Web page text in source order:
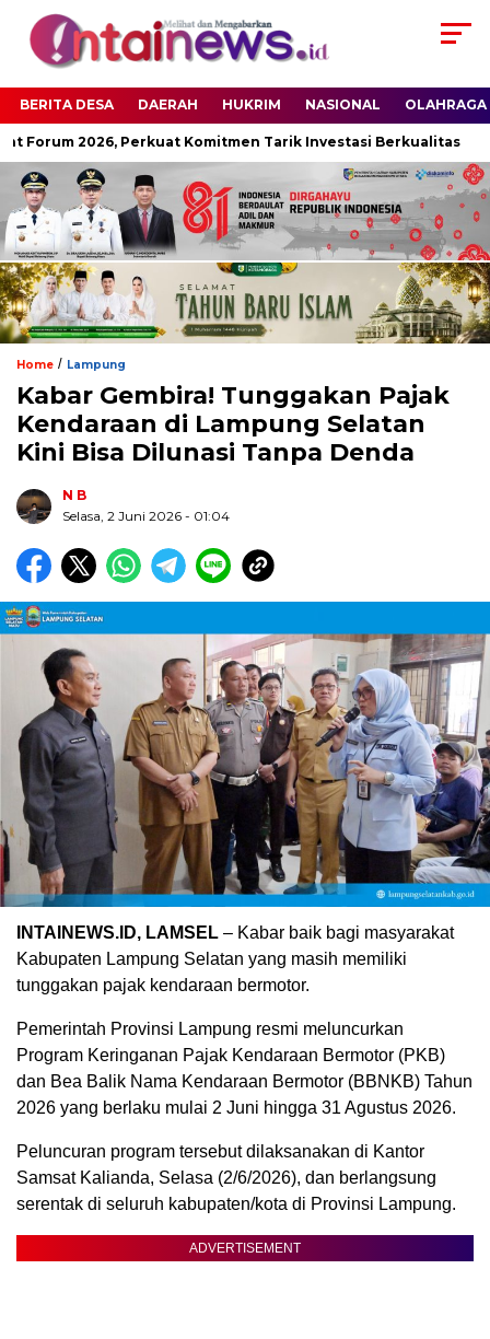
BERITA DESA DAERAH HUKRIM NASIONAL OLAHRAGA
2026, Perkuat Komitmen Tarik Investasi Berkualitas
Home / Lampung
Kabar Gembira! Tunggakan Pajak
Kendaraan di Lampung Selatan
Kini Bisa Dilunasi Tanpa Denda
N B
Selasa, 2 Juni 2026 - 01:04
INTAINEWS.ID, LAMSEL – Kabar baik bagi masyarakat
Kabupaten Lampung Selatan yang masih memiliki
tunggakan pajak kendaraan bermotor.
Pemerintah Provinsi Lampung resmi meluncurkan
Program Keringanan Pajak Kendaraan Bermotor (PKB)
dan Bea Balik Nama Kendaraan Bermotor (BBNKB) Tahun
2026 yang berlaku mulai 2 Juni hingga 31 Agustus 2026.
Peluncuran program tersebut dilaksanakan di Kantor
Samsat Kalianda, Selasa (2/6/2026), dan berlangsung
serentak di seluruh kabupaten/kota di Provinsi Lampung.
ADVERTISEMENT
Biru Kuning Geometris Modern Rekrutmen Staf
Kantor Poster Horizontal